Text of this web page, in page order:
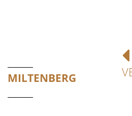
MILTENBERG